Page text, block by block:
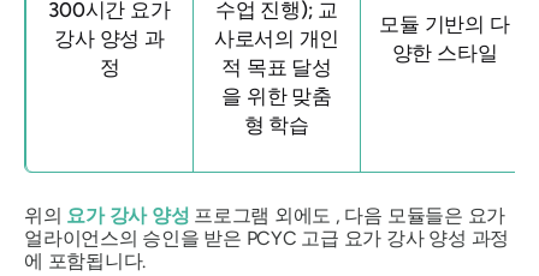
300시간 요가
강사 양성 과
정
수업 진행); 교
사로서의 개인
적 목표 달성
을 위한 맞춤
형 학습
모듈 기반의 다
양한 스타일
위의 요가 강사 양성 프로그램 외에도 , 다음 모듈들은 요가
얼라이언스의 승인을 받은 PCYC 고급 요가 강사 양성 과정
에 포함됩니다.